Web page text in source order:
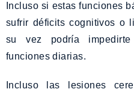
Incluso si estas funciones
sufrir déficits cognitivos o
su vez podría
funciones diarias.
Incluso las lesiones